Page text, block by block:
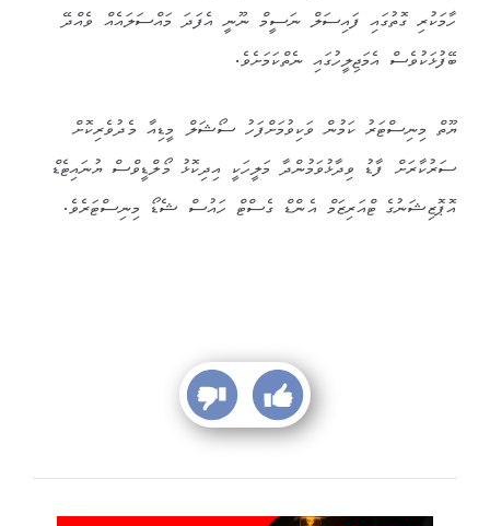
ހާމަކުރި ގޮތުގައި ފައިސަލް ނަސީމް ނޫނީ އެފަދަ މައްސަލައެއް ވެއްދޭ
ބޭފުޅަކުވެސް އެމަޖިލީހުގައި ނެތްކަމަށެވެ.
ޔޫތް މިނިސްޓަރު ކަމުން ވަކިވުމަށްފަހު ސޯޝަލް މީޑިއާ މެދުވެރިކޮށް
ސަރުކާރަށް ފާޑު ވިދާޅުވަމުންދާ މަލީހަކީ އިދިކޮޅު މޯލްޑީވްސް ޔުނައިޓެޑް
އޮޕޮޒިޝަނުގެ ޓްއަރިޒަމް އެންޑް ގެސްޓް ހައުސް ޝެޑޯ މިނިސްޓަރެވެ.